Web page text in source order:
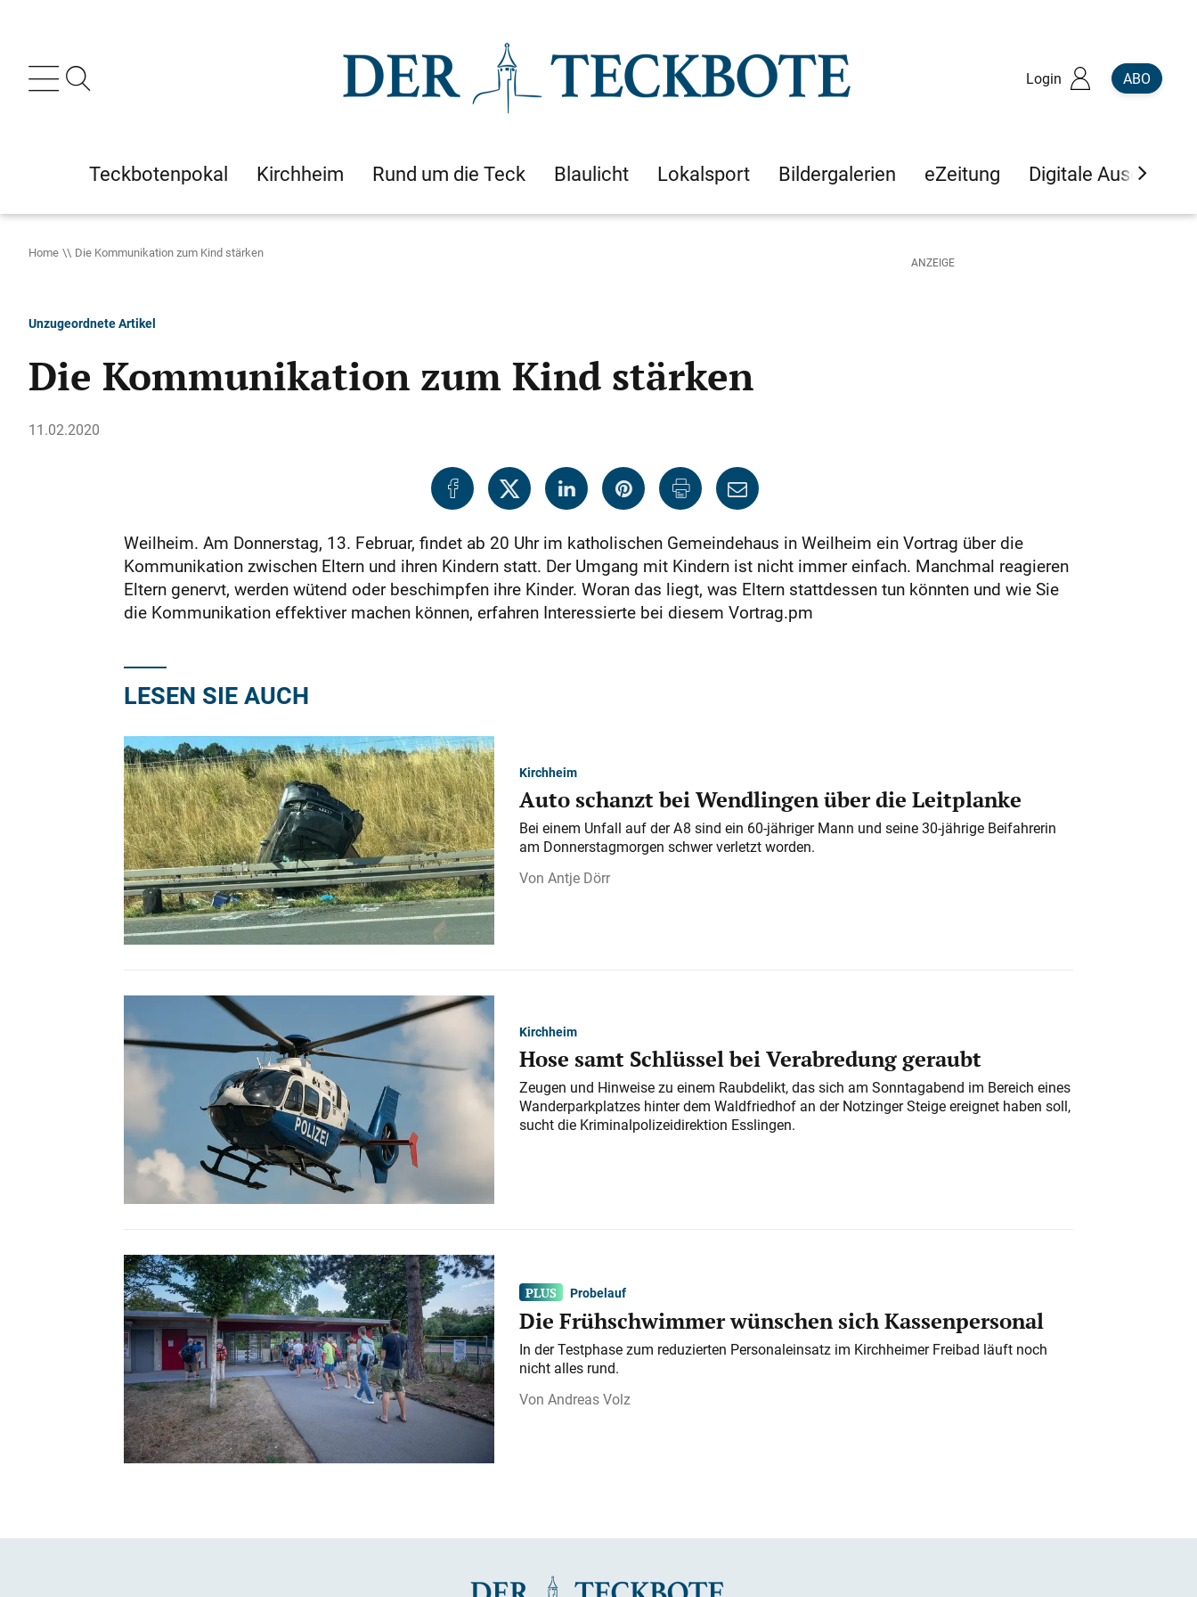
Login ABO
Teckbotenpokal Kirchheim Rund um die Teck Blaulicht Lokalsport Bildergalerien eZeitung Digitale Ausgaben
Home Die Kommunikation zum Kind stärken
Unzugeordnete Artikel
Die Kommunikation zum Kind stärken
11.02.2020
Weilheim. Am Donnerstag, 13. Februar, findet ab 20 Uhr im katholischen Gemeindehaus in Weilheim ein Vortrag über die
Kommunikation zwischen Eltern und ihren Kindern statt. Der Umgang mit Kindern ist nicht immer einfach. Manchmal reagieren
Eltern genervt, werden wütend oder beschimpfen ihre Kinder. Woran das liegt, was Eltern stattdessen tun könnten und wie Sie
die Kommunikation effektiver machen können, erfahren Interessierte bei diesem Vortrag.pm
LESEN SIE AUCH
Kirchheim
Auto schanzt bei Wendlingen über die Leitplanke
Bei einem Unfall auf der A 8 sind ein 60-jähriger Mann und seine 30-jährige Beifahrerin
am Donnerstagmorgen schwer verletzt worden.
Antje Dörr
Kirchheim
Hose samt Schlüssel bei Verabredung geraubt
Zeugen und Hinweise zu einem Raubdelikt, das sich am Sonntagabend im Bereich eines
Wanderparkplatzes hinter dem Waldfriedhof an der Notzinger Steige ereignet haben soll,
sucht die Kriminalpolizeidirektion Esslingen.
Probelauf
Die Frühschwimmer wünschen sich Kassenpersonal
In der Testphase zum reduzierten Personaleinsatz im Kirchheimer Freibad läuft noch
nicht alles rund.
Andreas Volz